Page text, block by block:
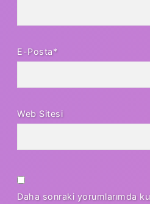
E-Posta*
Web Sitesi
Daha sonraki yorumlarımda